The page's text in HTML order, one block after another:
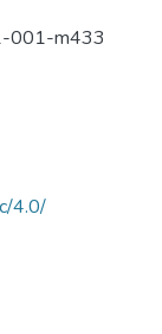
001-m433
4.0/